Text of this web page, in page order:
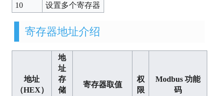
10
设置多个寄存器
寄存器地址介绍
地址
（HEX）
地
址
存
储
寄存器取值
权
限
Modbus 功能
码